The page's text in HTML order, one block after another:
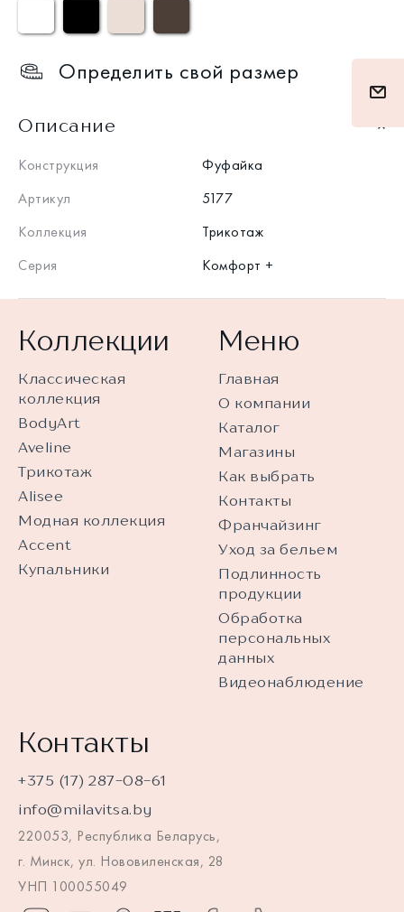
Определить свой размер
Описание
Конструкция
Фуфайка
Артикул
5177
Коллекция
Трикотаж
Серия
Комфорт +
Коллекции
Классическая
коллекция
BodyArt
Aveline
Трикотаж
Alisee
Модная коллекция
Accent
Купальники
Меню
Главная
О компании
Каталог
Магазины
Как выбрать
Контакты
Франчайзинг
Уход за бельем
Подлинность
продукции
Обработка
персональных
данных
Видеонаблюдение
Контакты
+375 (17) 287-08-61
info@milavitsa.by
220053, Республика Беларусь,
г. Минск, ул. Нововиленская, 28
УНП 100055049